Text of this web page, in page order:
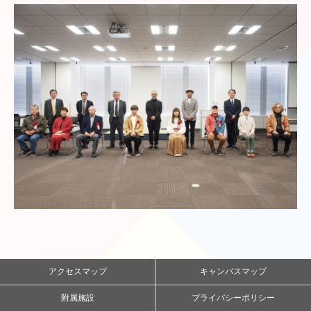
アクセスマップ キャンパスマップ
附属施設 プライバシーポリシー